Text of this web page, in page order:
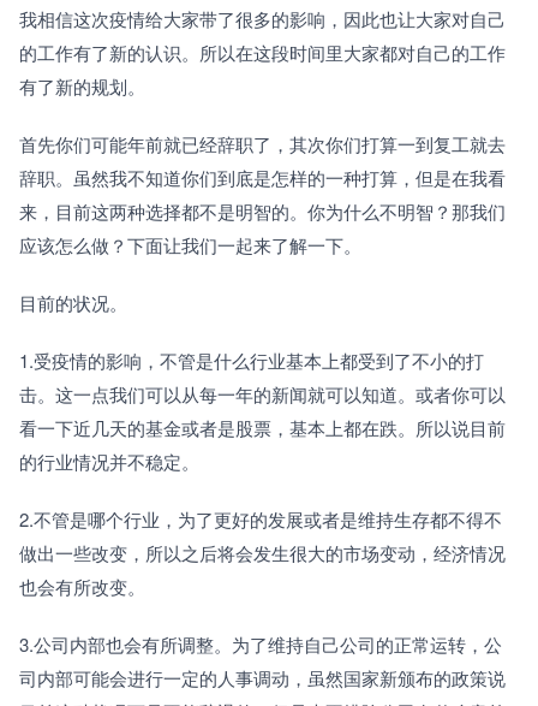
我相信这次疫情给大家带了很多的影响，因此也让大家对自己
的工作有了新的认识。所以在这段时间里大家都对自己的工作
有了新的规划。
首先你们可能年前就已经辞职了，其次你们打算一到复工就去
辞职。虽然我不知道你们到底是怎样的一种打算，但是在我看
来，目前这两种选择都不是明智的。你为什么不明智？那我们
应该怎么做？下面让我们一起来了解一下。
目前的状况。
1.受疫情的影响，不管是什么行业基本上都受到了不小的打
击。这一点我们可以从每一年的新闻就可以知道。或者你可以
看一下近几天的基金或者是股票，基本上都在跌。所以说目前
的行业情况并不稳定。
2.不管是哪个行业，为了更好的发展或者是维持生存都不得不
做出一些改变，所以之后将会发生很大的市场变动，经济情况
也会有所改变。
3.公司内部也会有所调整。为了维持自己公司的正常运转，公
司内部可能会进行一定的人事调动，虽然国家新颁布的政策说